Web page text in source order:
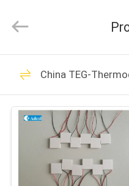
HAUS
PRODUKTE
VIDEOS
Reserved.
Peltiers
China TEG-